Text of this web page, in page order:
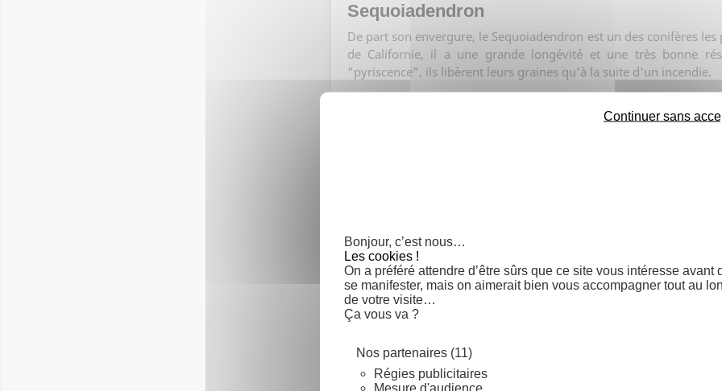
Bonjour, c’est nous…
Les cookies !
On a préféré attendre d’être sûrs que ce site vous intéresse avant
se manifester, mais on aimerait bien vous accompagner tout au
de votre visite…
Ça vous va ?
Nos partenaires (11)
Régies publicitaires
Mesure d'audience
Continuer sans
Sequoiadendron
De part son envergure, le Sequoiadendron est un des conifères
de Californie, il a une grande longévité et une très bonne
"pyriscence", ils libèrent leurs graines qu'à la suite d'un incendie.